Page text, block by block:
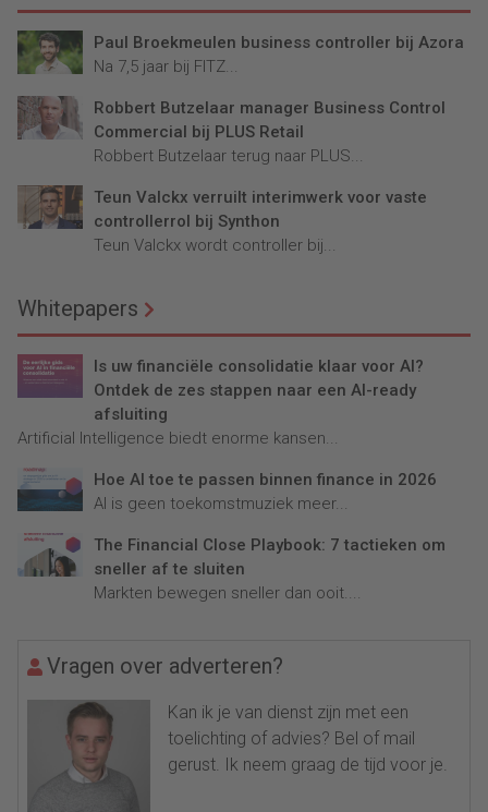
Paul Broekmeulen business controller bij Azora
Na 7,5 jaar bij FITZ...
Robbert Butzelaar manager Business Control
Commercial bij PLUS Retail
Robbert Butzelaar terug naar PLUS...
Teun Valckx verruilt interimwerk voor vaste
controllerrol bij Synthon
Teun Valckx wordt controller bij...
Whitepapers
Is uw financiële consolidatie klaar voor AI?
Ontdek de zes stappen naar een AI-ready
afsluiting
Artificial Intelligence biedt enorme kansen...
Hoe AI toe te passen binnen finance in 2026
AI is geen toekomstmuziek meer...
The Financial Close Playbook: 7 tactieken om
sneller af te sluiten
Markten bewegen sneller dan ooit....
Vragen over adverteren?
Kan ik je van dienst zijn met een
toelichting of advies? Bel of mail
gerust. Ik neem graag de tijd voor je.